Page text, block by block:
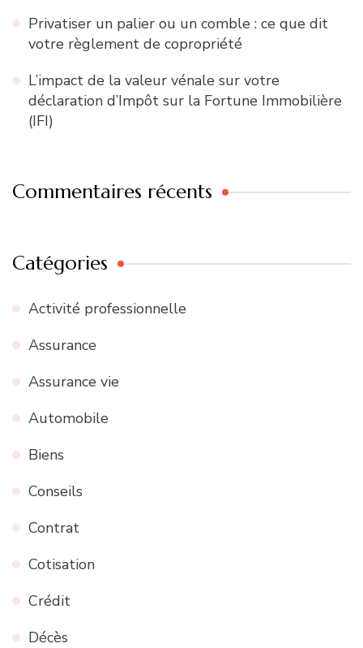
Privatiser un palier ou un comble : ce que dit
votre règlement de copropriété
L’impact de la valeur vénale sur votre
déclaration d’Impôt sur la Fortune Immobilière
(IFI)
Commentaires récents
Catégories
Activité professionnelle
Assurance
Assurance vie
Automobile
Biens
Conseils
Contrat
Cotisation
Crédit
Décès